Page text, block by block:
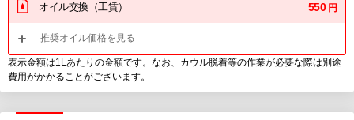
オイル交換（工賃） 550 円
推奨オイル価格を見る
表示金額は1Lあたりの金額です。なお、カウル脱着等の作業が必要な際は別途
費用がかかることがございます。